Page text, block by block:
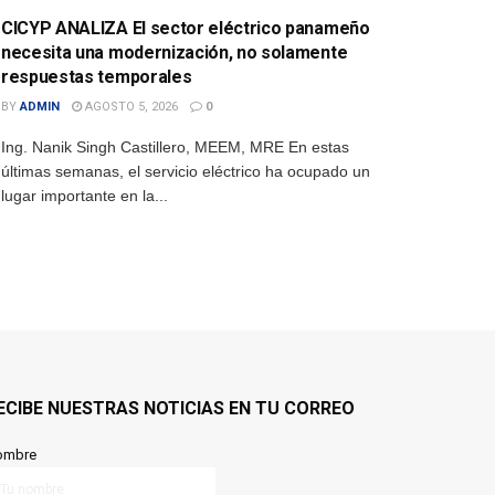
CICYP ANALIZA El sector eléctrico panameño
necesita una modernización, no solamente
respuestas temporales
BY ADMIN AGOSTO 5, 2026 0
Ing. Nanik Singh Castillero, MEEM, MRE En estas
últimas semanas, el servicio eléctrico ha ocupado un
lugar importante en la...
NUESTRAS NOTICIAS EN TU CORREO